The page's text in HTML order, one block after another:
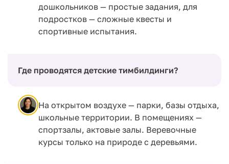
дошкольников — простые задания, для
подростков — сложные квесты и
спортивные испытания.
Где проводятся детские тимбилдинги?
На открытом воздухе — парки, базы отдыха,
школьные территории. В помещениях —
спортзалы, актовые залы. Веревочные
курсы только на природе с деревьями.